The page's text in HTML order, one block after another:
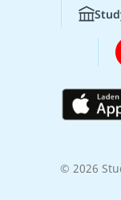
© 2026